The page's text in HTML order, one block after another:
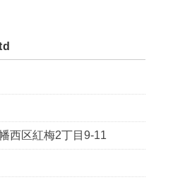
西区紅梅2丁目9-11